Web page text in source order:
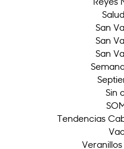
San
San
San
Sin
Tendencias